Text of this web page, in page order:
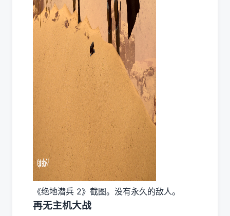
《绝地潜兵 2》截图。没有永久的敌人。
再无主机大战